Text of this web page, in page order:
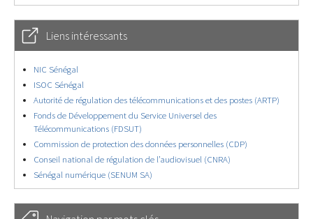
Liens intéressants
NIC Sénégal
ISOC Sénégal
Autorité de régulation des télécommunications et des postes (ARTP)
Fonds de Développement du Service Universel des
Télécommunications (FDSUT)
Commission de protection des données personnelles (CDP)
Conseil national de régulation de l’audiovisuel (CNRA)
Sénégal numérique (SENUM SA)